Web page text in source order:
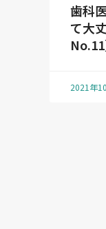
歯科
て大
No.11
2021年